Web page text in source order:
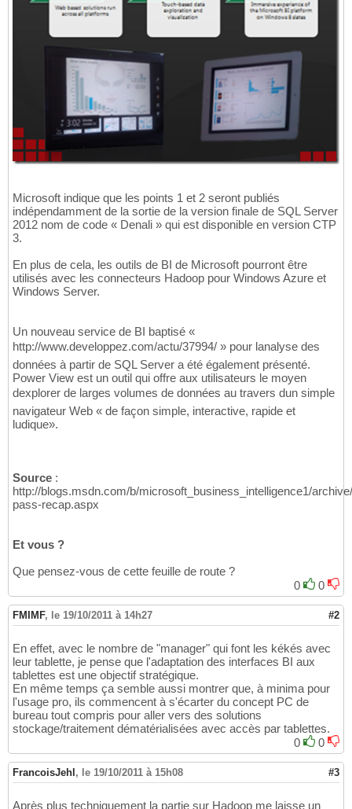
Microsoft indique que les points 1 et 2 seront publiés
indépendamment de la sortie de la version finale de SQL Server
2012 nom de code « Denali » qui est disponible en version CTP
3.
En plus de cela, les outils de BI de Microsoft pourront être
utilisés avec les connecteurs Hadoop pour Windows Azure et
Windows Server.
Un nouveau service de BI baptisé «
http://www.developpez.com/actu/37994/ » pour lanalyse des
données à partir de SQL Server a été également présenté.
Power View est un outil qui offre aux utilisateurs le moyen
dexplorer de larges volumes de données au travers dun simple
navigateur Web « de façon simple, interactive, rapide et
ludique».
Source :
http://blogs.msdn.com/b/microsoft_business_intelligence1/
pass-recap.aspx
Et vous ?
Que pensez-vous de cette feuille de route ?
0
0
FMIMF, le 19/10/2011 à 14h27 #2
En effet, avec le nombre de "manager" qui font les kékés avec
leur tablette, je pense que l'adaptation des interfaces BI aux
tablettes est une objectif stratégique.
En même temps ça semble aussi montrer que, à minima pour
l'usage pro, ils commencent à s'écarter du concept PC de
bureau tout compris pour aller vers des solutions
stockage/traitement dématérialisées avec accès par tablettes.
0
0
FrancoisJehl , le 19/10/2011 à 15h08 #3
Après plus techniquement la partie sur Hadoop me laisse un